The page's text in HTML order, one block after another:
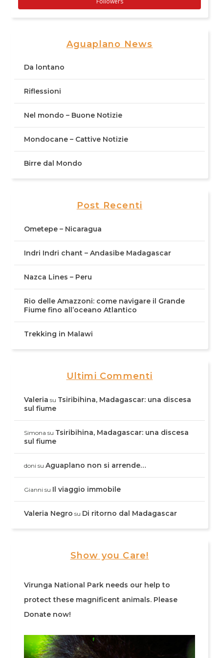
Aguaplano News
Da lontano
Riflessioni
Nel mondo – Buone Notizie
Mondocane – Cattive Notizie
Birre dal Mondo
Post Recenti
Ometepe – Nicaragua
Indri Indri chant – Andasibe Madagascar
Nazca Lines – Peru
Rio delle Amazzoni: come navigare il Grande
Fiume fino all’oceano Atlantico
Trekking in Malawi
Ultimi Commenti
Valeria su Tsiribihina, Madagascar: una discesa
sul fiume
Simona su Tsiribihina, Madagascar: una discesa
sul fiume
doni suAguaplano non si arrende…
Gianni su Il viaggio immobile
Valeria Negro su Di ritorno dal Madagascar
Show you Care!
Virunga National Park needs our help to
protect these magnificent animals. Please
Donate now!